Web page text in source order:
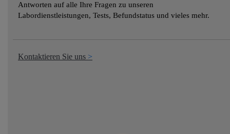
Antworten auf alle Ihre Fragen zu unseren
Labordienstleistungen, Tests, Befundstatus und vieles mehr.
Kontaktieren Sie uns